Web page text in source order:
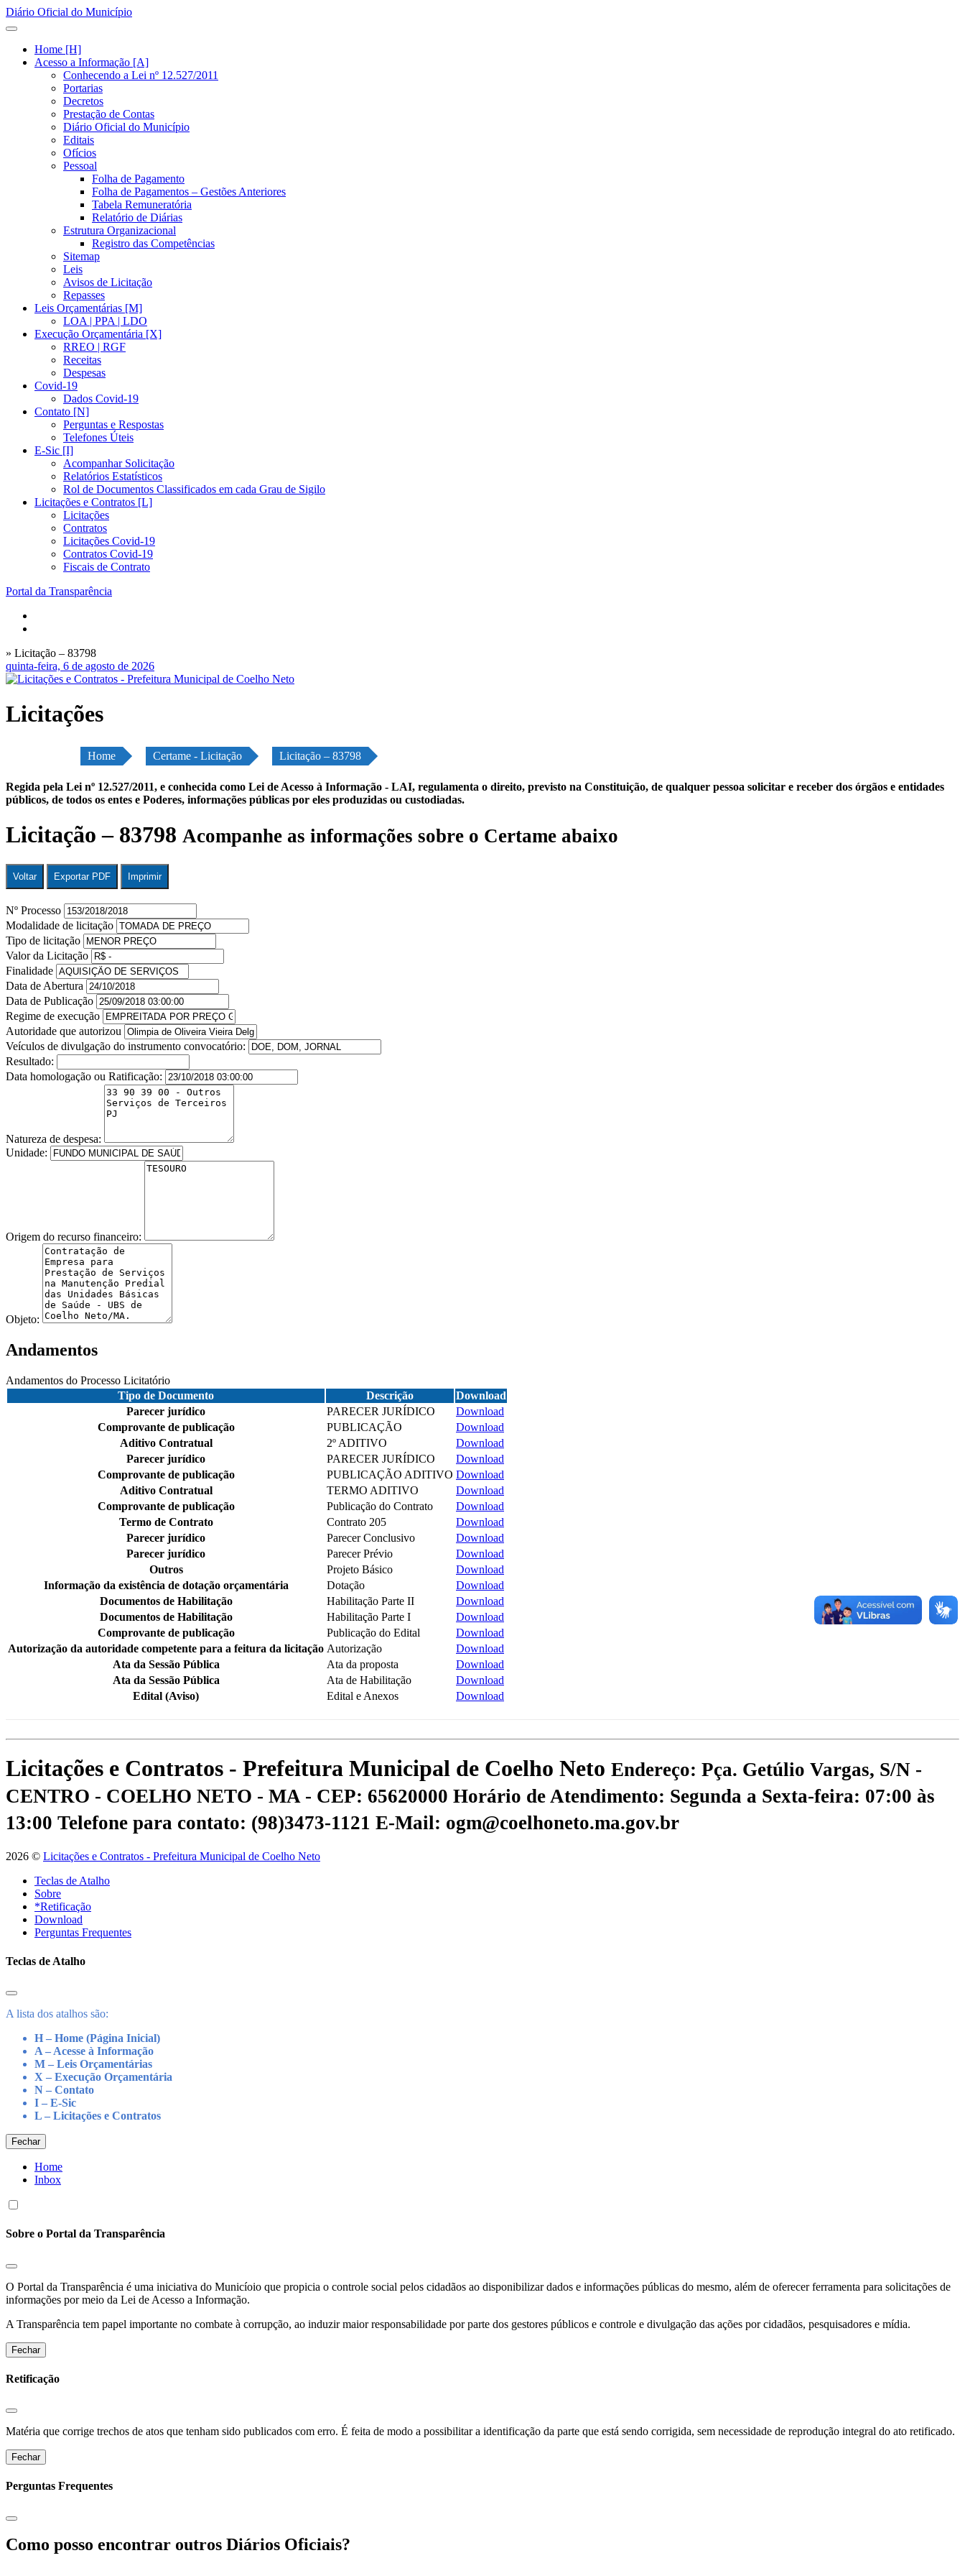
Diário Oficial do Município
Home [H]
Acesso a Informação [A]
Conhecendo a Lei nº 12.527/2011
Portarias
Decretos
Prestação de Contas
Diário Oficial do Município
Editais
Ofícios
Pessoal
Folha de Pagamento
Folha de Pagamentos – Gestões Anteriores
Tabela Remuneratória
Relatório de Diárias
Estrutura Organizacional
Registro das Competências
Sitemap
Leis
Avisos de Licitação
Repasses
Leis Orçamentárias [M]
LOA | PPA | LDO
Execução Orçamentária [X]
RREO | RGF
Receitas
Despesas
Covid-19
Dados Covid-19
Contato [N]
Perguntas e Respostas
Telefones Úteis
E-Sic [I]
Acompanhar Solicitação
Relatórios Estatísticos
Rol de Documentos Classificados em cada Grau de Sigilo
Licitações e Contratos [L]
Licitações
Contratos
Licitações Covid-19
Contratos Covid-19
Fiscais de Contrato
Portal da Transparência
» Licitação – 83798
quinta-feira, 6 de agosto de 2026
Licitações
Home Certame - Licitação Licitação – 83798
Regida pela Lei nº 12.527/2011, e conhecida como Lei de Acesso à Informação - LAI, regulamenta o direito, previsto na Constituição, de qualquer pessoa solicitar e receber dos órgãos e entidades
públicos, de todos os entes e Poderes, informações públicas por eles produzidas ou custodiadas.
Licitação – 83798 Acompanhe as informações sobre o Certame abaixo
Voltar Exportar PDF Imprimir
Nº Processo
Modalidade de licitação
Tipo de licitação
Valor da Licitação
Finalidade
Data de Abertura
Data de Publicação
Regime de execução
Autoridade que autorizou
Veículos de divulgação do instrumento convocatório:
Resultado:
Data homologação ou Ratificação:
Natureza de despesa:
Unidade:
Origem do recurso financeiro:
Objeto:
Andamentos
Andamentos do Processo Licitatório
Tipo de Documento
Descrição
Download
Parecer jurídico
PARECER JURÍDICO
Download
Comprovante de publicação
PUBLICAÇÃO
Download
Aditivo Contratual
2º ADITIVO
Download
Parecer jurídico
PARECER JURÍDICO
Download
Comprovante de publicação
PUBLICAÇÃO ADITIVO Download
Aditivo Contratual
TERMO ADITIVO
Download
Comprovante de publicação
Publicação do Contrato
Download
Termo de Contrato
Contrato 205
Download
Parecer jurídico
Parecer Conclusivo
Download
Parecer jurídico
Parecer Prévio
Download
Outros
Projeto Básico
Download
Informação da existência de dotação orçamentária
Dotação
Download
Documentos de Habilitação
Habilitação Parte II
Download
Documentos de Habilitação
Habilitação Parte I
Download
Comprovante de publicação
Publicação do Edital
Download
Autorização da autoridade competente para a feitura da licitação Autorização
Download
Ata da Sessão Pública
Ata da proposta
Download
Ata da Sessão Pública
Ata de Habilitação
Download
Edital (Aviso)
Edital e Anexos Download
Licitações e Contratos - Prefeitura Municipal de Coelho Neto Endereço: Pça. Getúlio Vargas, S/N -
CENTRO - COELHO NETO - MA - CEP: 65620000 Horário de Atendimento: Segunda a Sexta-feira: 07:00 às
13:00 Telefone para contato: (98)3473-1121 E-Mail: ogm@coelhoneto.ma.gov.br
2026 © Licitações e Contratos - Prefeitura Municipal de Coelho Neto
Teclas de Atalho
Sobre
*Retificação
Download
Perguntas Frequentes
Teclas de Atalho
A lista dos atalhos são:
H – Home (Página Inicial)
A – Acesse à Informação
M – Leis Orçamentárias
X – Execução Orçamentária
N – Contato
I – E-Sic
L – Licitações e Contratos
Fechar
Home
Inbox
Sobre o Portal da Transparência
O Portal da Transparência é uma iniciativa do Municíoio que propicia o controle social pelos cidadãos ao disponibilizar dados e informações públicas do mesmo, além de oferecer ferramenta para solicitações de
informações por meio da Lei de Acesso a Informação.
A Transparência tem papel importante no combate à corrupção, ao induzir maior responsabilidade por parte dos gestores públicos e controle e divulgação das ações por cidadãos, pesquisadores e mídia.
Fechar
Retificação
Matéria que corrige trechos de atos que tenham sido publicados com erro. É feita de modo a possibilitar a identificação da parte que está sendo corrigida, sem necessidade de reprodução integral do ato retificado.
Fechar
Perguntas Frequentes
Como posso encontrar outros Diários Oficiais?